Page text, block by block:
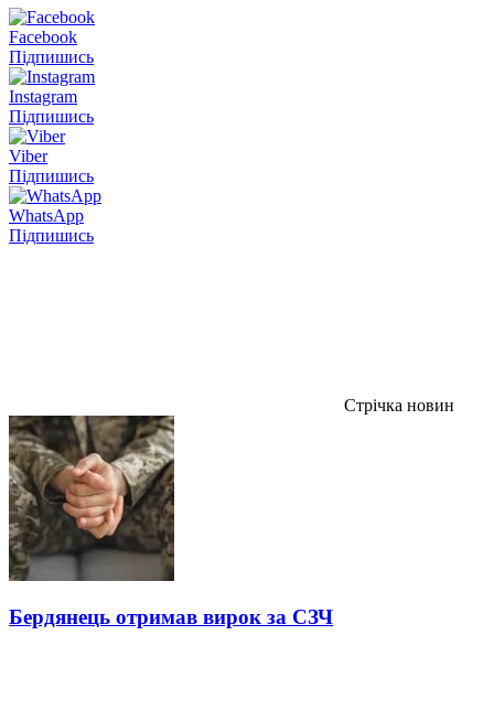
Facebook
Підпишись
Instagram
Підпишись
Viber
Підпишись
WhatsApp
Підпишись
Стрічка новин
Бердянець отримав вирок за СЗЧ